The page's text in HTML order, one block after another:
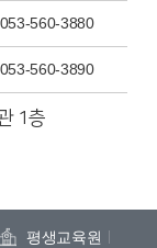
053-560-3880
053-560-3890
1층
평생교육원